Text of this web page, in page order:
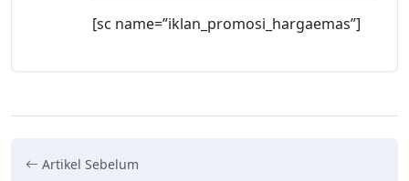
[sc name=”iklan_promosi_hargaemas”]
Artikel Sebelum